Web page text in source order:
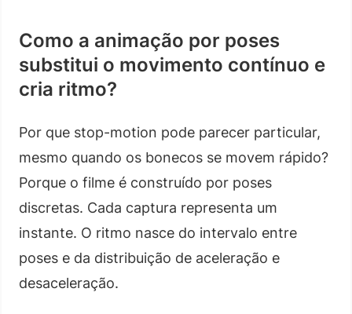
Como a animação por poses
substitui o movimento contínuo e
cria ritmo?
Por que stop-motion pode parecer particular,
mesmo quando os bonecos se movem rápido?
Porque o filme é construído por poses
discretas. Cada captura representa um
instante. O ritmo nasce do intervalo entre
poses e da distribuição de aceleração e
desaceleração.